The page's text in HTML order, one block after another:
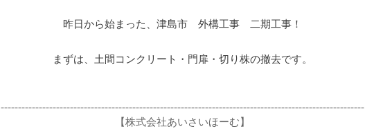
昨日から始まった、津島市　外構工事　二期工事！
まずは、土間コンクリート・門扉・切り株の撤去です。
---------------------------------------------------------------------------------------------------------
【株式会社あいさいほーむ】